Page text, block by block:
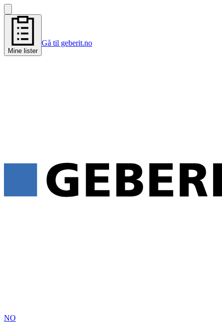
Mine lister
Gå til geberit.no
NO